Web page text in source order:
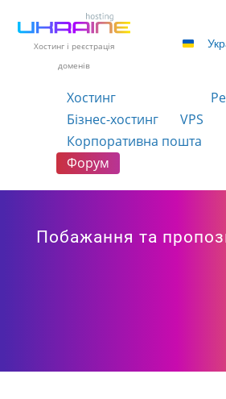
Хостинг і реєстрація
доменів
Хостинг
Бізнес-хостинг
VPS
Корпоративна пошта
Форум
Побажання та